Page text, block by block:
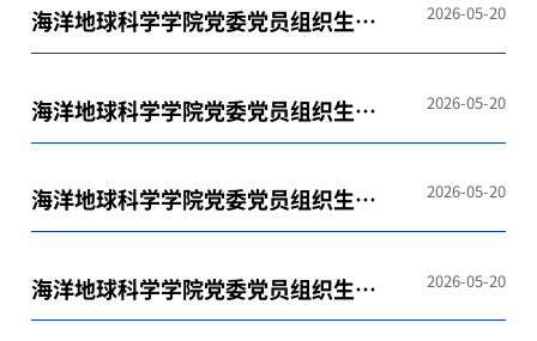
海洋地球科学学院党委党员组织生活
学习参考（2025年12月）
2026-05-20
海洋地球科学学院党委党员组织生活
学习参考（2026年2月）
2026-05-20
海洋地球科学学院党委党员组织生活
学习参考（2026年4月）
2026-05-20
海洋地球科学学院党委党员组织生活
学习参考（2026年5月）
2026-05-20